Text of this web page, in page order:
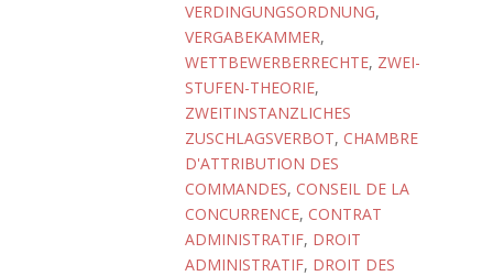
VERDINGUNGSORDNUNG,
VERGABEKAMMER,
WETTBEWERBERRECHTE, ZWEI-
STUFEN-THEORIE,
ZWEITINSTANZLICHES
ZUSCHLAGSVERBOT, CHAMBRE
D'ATTRIBUTION DES
COMMANDES, CONSEIL DE LA
CONCURRENCE, CONTRAT
ADMINISTRATIF, DROIT
ADMINISTRATIF, DROIT DES